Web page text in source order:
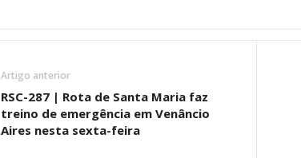
Artigo anterior
RSC-287 | Rota de Santa Maria faz
treino de emergência em Venâncio
Aires nesta sexta-feira